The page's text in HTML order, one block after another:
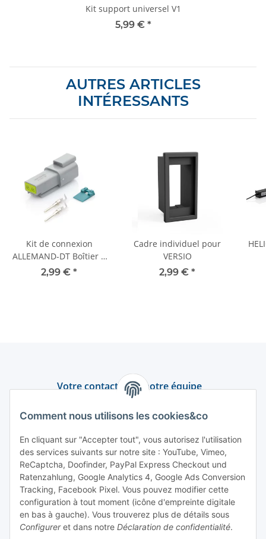
Comment nous utilisons les cookies&co
En cliquant sur "Accepter tout", vous autorisez l'utilisation
des services suivants sur notre site : YouTube, Vimeo,
ReCaptcha, Doofinder, PayPal Express Checkout und
Ratenzahlung, Google Analytics 4, Google Ads Conversion
Tracking, Facebook Pixel. Vous pouvez modifier cette
configuration à tout moment (icône d'empreinte digitale
en bas à gauche). Vous trouverez plus de détails sous
Configureret dans notre Déclaration de confidentialité.
Kit support universel V1
5,99 € *
AUTRES ARTICLES
INTÉRESSANTS
Kit de connexion
ALLEMAND-DT Boîtier à
broches | Douille 1,5-2,5
2,99 € *
Cadre individuel pour
VERSIO
2,99 € *
Votre contact avec notre équipe
Trouver un interlocuteur
Information et service
Paiement et livraison